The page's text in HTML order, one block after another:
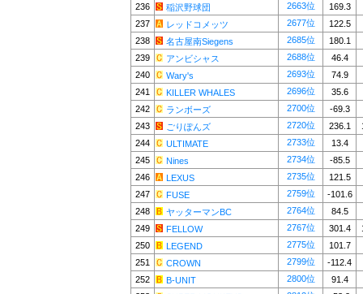
236
稲沢野球団 2663位
169.3
237
レッドコメッツ 2677位
122.5
238
名古屋南Siegens 2685位
180.1
239
アンビシャス 2688位
46.4
240
Wary's 2693位
74.9
241
KILLER WHALES 2696位
35.6
242
ランボーズ 2700位
-69.3
243
ごりぽんズ 2720位 236.1
244
ULTIMATE 2733位
13.4
245
Nines 2734位
-85.5
246
LEXUS 2735位
121.5
247
FUSE 2759位
-101.6
248
ヤッターマンBC 2764位
84.5
249
FELLOW 2767位 301.4
250
LEGEND 2775位
101.7
251
CROWN 2799位
-112.4
252
B-UNIT 2800位
91.4